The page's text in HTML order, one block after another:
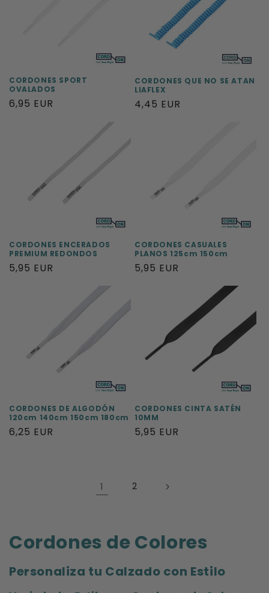
CORDONES SPORT
OVALADOS
Precio
6,95 EUR
CORDONES QUE NO SE ATAN
LIAFLEX
Precio
4,45 EUR
CORDONES ENCERADOS
PREMIUM REDONDOS
Precio
5,95 EUR
CORDONES CASUALES
PLANOS 125cm 150cm
Precio
5,95 EUR
CORDONES DE ALGODÓN
120cm 140cm 150cm 180cm
Precio
6,25 EUR
CORDONES CINTA SATÉN
10MM
Precio
5,95 EUR
1 2
C
o
Cordones de Colores
Personaliza tu Calzado con Estilo